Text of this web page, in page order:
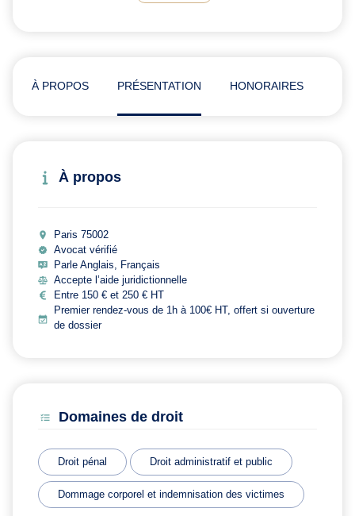
À PROPOS PRÉSENTATION HONORAIRES
À propos
Paris 75002
Avocat vérifié
Parle Anglais, Français
Accepte l’aide juridictionnelle
Entre 150 € et 250 € HT
Premier rendez-vous de 1h à 100€ HT, offert si ouverture
de dossier
Domaines de droit
Droit pénal Droit administratif et public
Dommage corporel et indemnisation des victimes